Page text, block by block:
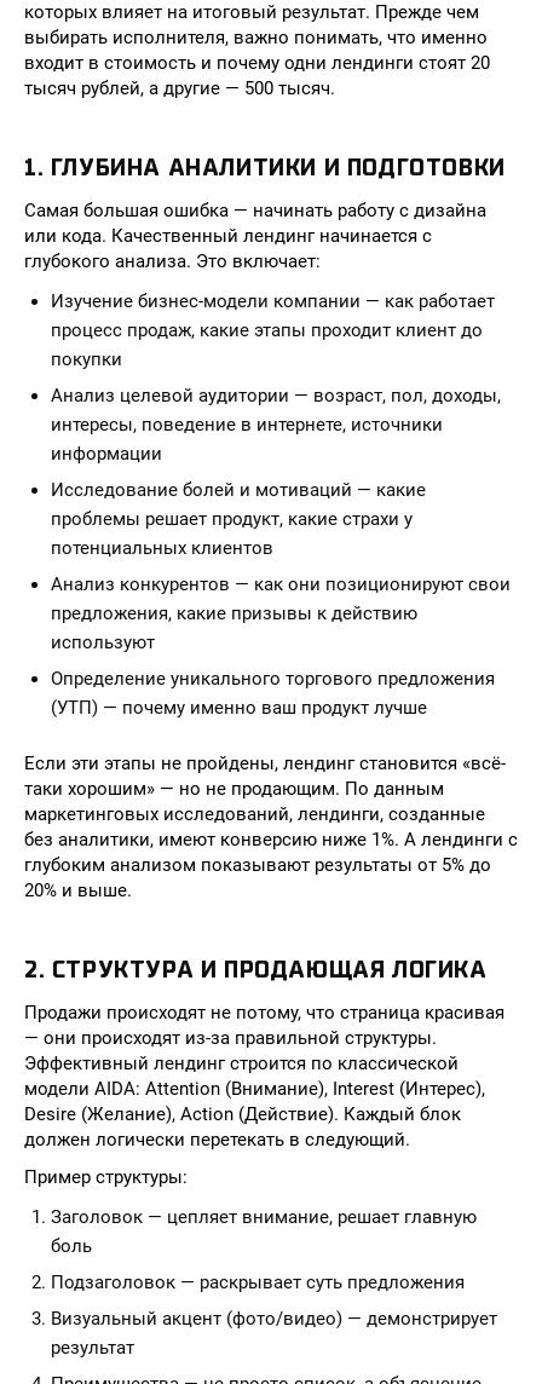
которых влияет на итоговый результат. Прежде чем
выбирать исполнителя, важно понимать, что именно
входит в стоимость и почему одни лендинги стоят 20
тысяч рублей, а другие — 500 тысяч.
1. ГЛУБИНА АНАЛИТИКИ И ПОДГОТОВКИ
Самая большая ошибка — начинать работу с дизайна
или кода. Качественный лендинг начинается с
глубокого анализа. Это включает:
Изучение бизнес-модели компании — как работает
процесс продаж, какие этапы проходит клиент до
покупки
Анализ целевой аудитории — возраст, пол, доходы,
интересы, поведение в интернете, источники
информации
Исследование болей и мотиваций — какие
проблемы решает продукт, какие страхи у
потенциальных клиентов
Анализ конкурентов — как они позиционируют свои
предложения, какие призывы к действию
используют
Определение уникального торгового предложения
(УТП) — почему именно ваш продукт лучше
Если эти этапы не пройдены, лендинг становится «всё-
таки хорошим» — но не продающим. По данным
маркетинговых исследований, лендинги, созданные
без аналитики, имеют конверсию ниже 1%. А лендинги с
глубоким анализом показывают результаты от 5% до
20% и выше.
2. СТРУКТУРА И ПРОДАЮЩАЯ ЛОГИКА
Продажи происходят не потому, что страница красивая
— они происходят из-за правильной структуры.
Эффективный лендинг строится по классической
модели AIDA: Attention (Внимание), Interest (Интерес),
Desire (Желание), Action (Действие). Каждый блок
должен логически перетекать в следующий.
Пример структуры:
Заголовок — цепляет внимание, решает главную
боль
Подзаголовок — раскрывает суть предложения
Визуальный акцент (фото/видео) — демонстрирует
результат